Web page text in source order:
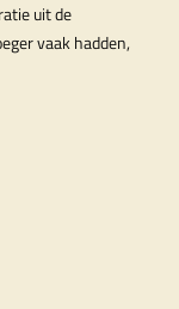
uit de
vaak hadden,